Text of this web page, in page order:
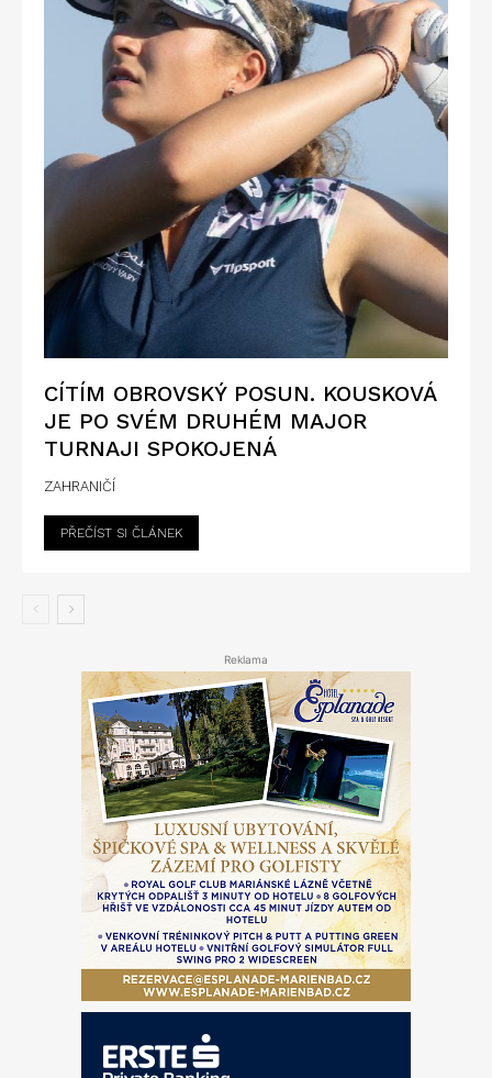
CÍTÍM OBROVSKÝ POSUN. KOUSKOVÁ
JE PO SVÉM DRUHÉM MAJOR
TURNAJI SPOKOJENÁ
ZAHRANIČÍ
PŘEČÍST SI ČLÁNEK
Reklama